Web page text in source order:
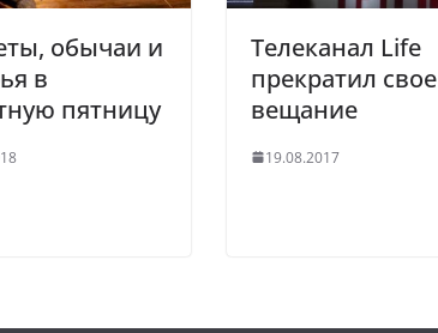
k
i
обычаи и
в
пятницу
Телеканал Life
прекратил свое
вещание
19.08.2017